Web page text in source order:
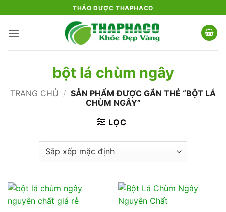
qua
nội
THẢO DƯỢC THAPHACO
bột lá chùm ngây
TRANG CHỦ / SẢN PHẨM ĐƯỢC GẮN THẺ “BỘT LÁ
CHÙM NGÂY”
LỌC